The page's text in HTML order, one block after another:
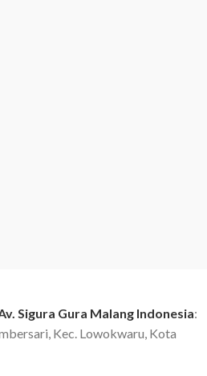
Sigura Gura Malang Indonesia:
Kec. Lowokwaru, Kota